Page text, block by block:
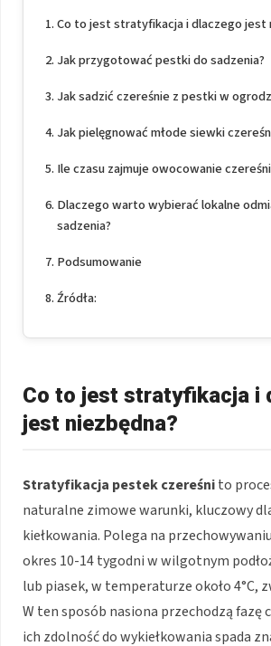
Co to jest stratyfikacja i dlaczego jest
Jak przygotować pestki do sadzenia?
Jak sadzić czereśnie z pestki w
Jak pielęgnować młode siewki
Ile czasu zajmuje owocowanie
Dlaczego warto wybierać lokalne
sadzenia?
Podsumowanie
Źródła:
Co to jest stratyfikacja i
jest niezbędna?
Stratyfikacja pestek czereśnito
naturalne zimowe warunki, kluczowy
kiełkowania. Polega na
okres 10-14 tygodni w wilgotnym
lub piasek, w temperaturze około 4°C,
W ten sposób nasiona przechodzą fazę
ich zdolność do wykiełkowania spada